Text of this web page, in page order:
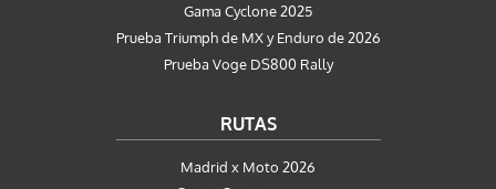
Gama Cyclone 2025
Prueba Triumph de MX y Enduro de 2026
Prueba Voge DS800 Rally
RUTAS
Madrid x Moto 2026